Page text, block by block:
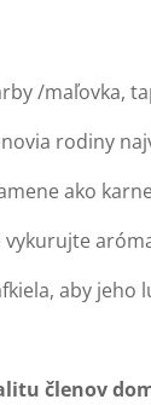
/maľovka,
rodiny
ako
aby
členov